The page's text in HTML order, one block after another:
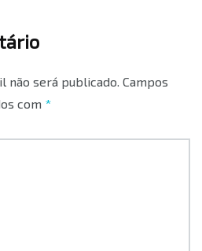
não será publicado. Campos
com *